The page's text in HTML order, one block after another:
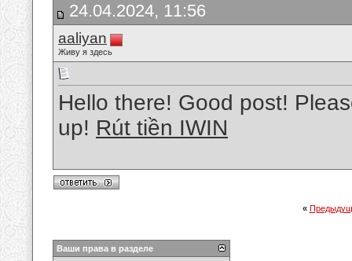
24.04.2024, 11:56
aaliyan
Живу я здесь
Hello there! Good post!
up! Rút tiền IWIN
«
Ваши права в разделе